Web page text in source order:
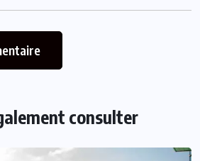
consulter